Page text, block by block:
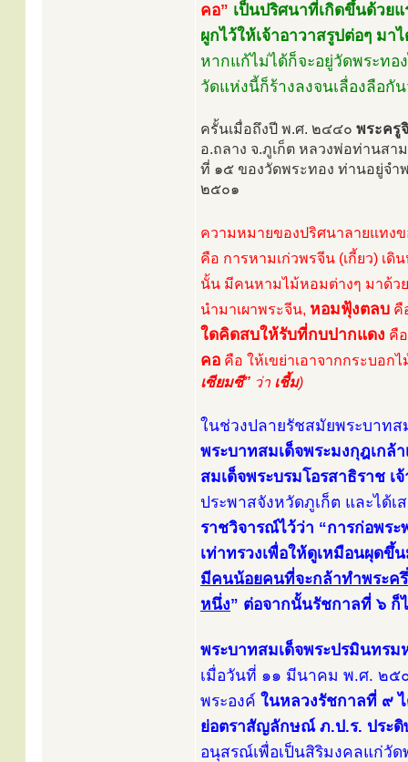
คอ” เป็นปริศนาที่เกิดขึ้นด้วย
ผูกไว้ให้เจ้าอาวาสรูปต่อๆ ม
หากแก้ไม่ได้ก็จะอยู่วัดพระทอ
วัดแห่งนี้ก็ร้างลงจนเลื่องลือกั
ครั้นเมื่อถึงปี พ.ศ. ๒๔๔๐ พระครู
อ.ถลาง จ.ภูเก็ต หลวงพ่อท่านสา
ที่ ๑๕ ของวัดพระทอง ท่านอยู่จำ
๒๕๐๑
ความหมายของปริศนาลายแทงข
คือ การหามเก่วพรจีน (เกี้ยว) เ
นั้น มีคนหามไม้หอมต่างๆ มาด้ว
นำมาเผาพระจีน, หอมฟุ้งตลบ คื
ใดคิดสบให้รับที่กบปากแดง คื
คอ คือ ให้เขย่าเอาจากกระบอก
เซียมซี” ว่า เชี้ม)
ในช่วงปลายรัชสมัยพระบาท
พระบาทสมเด็จพระมงกุฎเกล้
สมเด็จพระบรมโอรสาธิราช
ประพาสจังหวัดภูเก็ต และได้
ราชวิจารณ์ไว้ว่า “การก่อพร
เท่าทรวงเพื่อให้ดูเหมือนผุด
มีคนน้อยคนที่จะกล้าทำพระครึ่
หนึ่ง” ต่อจากนั้นรัชกาลที่ ๖ ก็
พระบาทสมเด็จพระปรมินทร
เมื่อวันที่ ๑๑ มีนาคม พ.ศ. ๒๕
พระองค์ ในหลวงรัชกาลที่ ๙
ย่อตราสัญลักษณ์ ภ.ป.ร. ประดิ
อนุสรณ์เพื่อเป็นสิริมงคลแก่วั